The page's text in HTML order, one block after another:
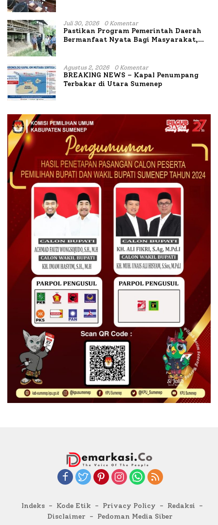
Juli 30, 2026 0 Komentar
Pastikan Program Pemerintah Daerah
Bermanfaat Nyata Bagi Masyarakat,
Bataal Timur
Agustus 2, 2026 0 Komentar
BREAKING NEWS – Kapal Penumpang
Terbakar di Utara Sumenep
Indeks Kode Etik Privacy Policy
Redaksi
Disclaimer
Pedoman Media Siber